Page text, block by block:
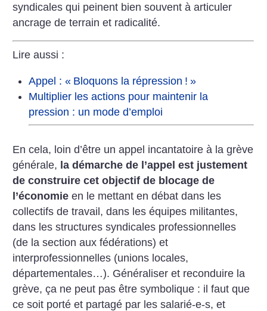
syndicales qui peinent bien souvent à articuler
ancrage de terrain et radicalité.
Lire aussi :
Appel : « Bloquons la répression ! »
Multiplier les actions pour maintenir la
pression : un mode d’emploi
En cela, loin d’être un appel incantatoire à la grève
générale, la démarche de l’appel est justement
de construire cet objectif de blocage de
l’économie en le mettant en débat dans les
collectifs de travail, dans les équipes militantes,
dans les structures syndicales professionnelles
(de la section aux fédérations) et
interprofessionnelles (unions locales,
départementales…). Généraliser et reconduire la
grève, ça ne peut pas être symbolique : il faut que
ce soit porté et partagé par les salarié-e-s, et